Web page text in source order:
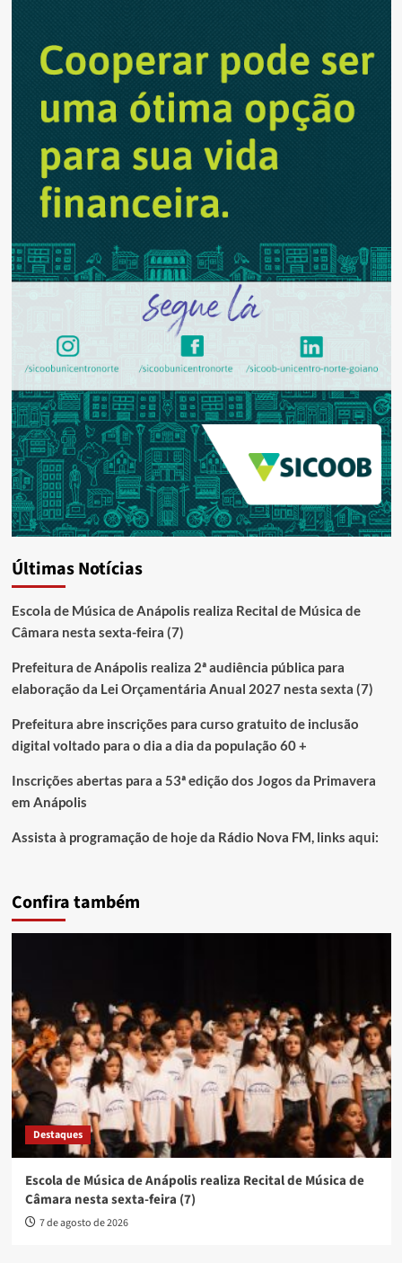
Processo
Seletivo
Últimas Notícias
Escola de Música de Anápolis realiza Recital de Música de
Câmara nesta sexta-feira (7)
Prefeitura de Anápolis realiza 2ª audiência pública para
elaboração da Lei Orçamentária Anual 2027 nesta sexta (7)
Prefeitura abre inscrições para curso gratuito de inclusão
digital voltado para o dia a dia da população 60 +
Inscrições abertas para a 53ª edição dos Jogos da Primavera
em Anápolis
Assista à programação de hoje da Rádio Nova FM, links aqui:
Confira também
Destaques
Escola de Música de Anápolis realiza Recital de Música de
Câmara nesta sexta-feira (7)
7 de agosto de 2026